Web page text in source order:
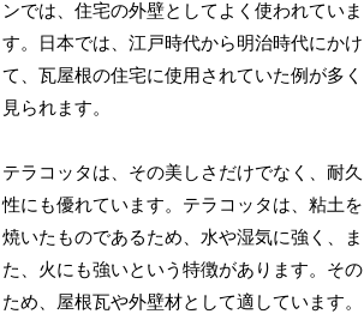
ンでは、住宅の外壁としてよく使われていま
す。日本では、江戸時代から明治時代にかけ
て、瓦屋根の住宅に使用されていた例が多く
見られます。
テラコッタは、その美しさだけでなく、耐久
性にも優れています。テラコッタは、粘土を
焼いたものであるため、水や湿気に強く、ま
た、火にも強いという特徴があります。その
ため、屋根瓦や外壁材として適しています。